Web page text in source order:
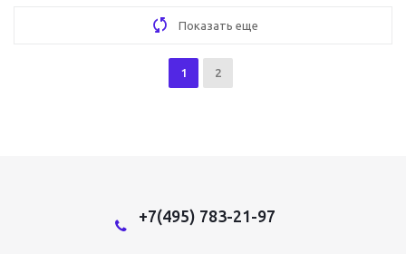
Показать еще
1 2
+7(495) 783-21-97